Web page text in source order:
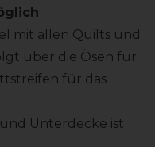
mit allen Quilts und
über die Ösen für
für das
Unterdecke ist